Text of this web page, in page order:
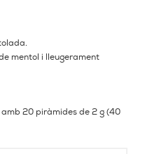
mentol i lleugerament
20 piràmides de 2 g (40